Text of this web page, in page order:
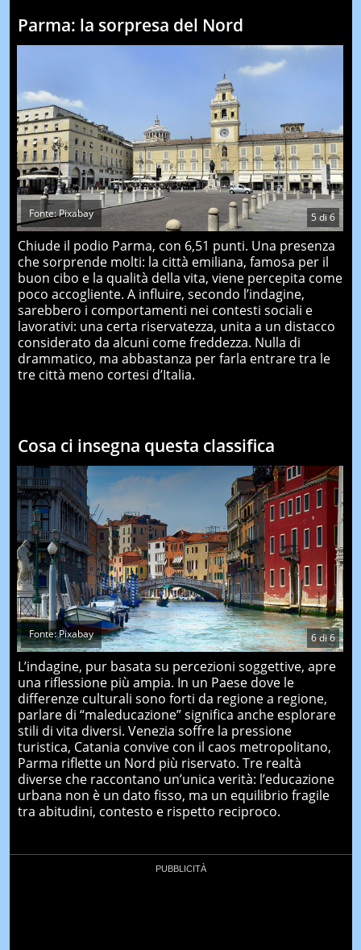
Parma: la sorpresa del Nord
5di6
Fonte: Pixabay
Chiude il podio Parma, con 6,51 punti. Una presenza
che sorprende molti: la città emiliana, famosa per il
buon cibo e la qualità della vita, viene percepita come
poco accogliente. A influire, secondo l’indagine,
sarebbero i comportamenti nei contesti sociali e
lavorativi: una certa riservatezza, unita a un distacco
considerato da alcuni come freddezza. Nulla di
drammatico, ma abbastanza per farla entrare tra le
tre città meno cortesi d’Italia.
Cosa ci insegna questa classifica
6di6
Fonte: Pixabay
L’indagine, pur basata su percezioni soggettive, apre
una riflessione più ampia. In un Paese dove le
differenze culturali sono forti da regione a regione,
parlare di “maleducazione” significa anche esplorare
stili di vita diversi. Venezia soffre la pressione
turistica, Catania convive con il caos metropolitano,
Parma riflette un Nord più riservato. Tre realtà
diverse che raccontano un’unica verità: l’educazione
urbana non è un dato fisso, ma un equilibrio fragile
tra abitudini, contesto e rispetto reciproco.